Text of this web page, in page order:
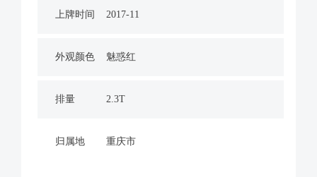
上牌时间 2017-11
外观颜色 魅惑红
排量 2.3T
归属地 重庆市